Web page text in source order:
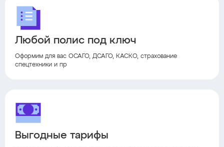
Любой полис под ключ
Оформим для вас ОСАГО, ДСАГО, КАСКО, страхование
спецтехники и пр
Выгодные тарифы